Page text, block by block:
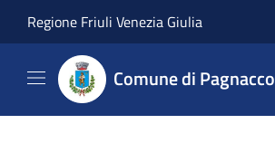
Regione Friuli Venezia Giulia
Comune di Pagnacco